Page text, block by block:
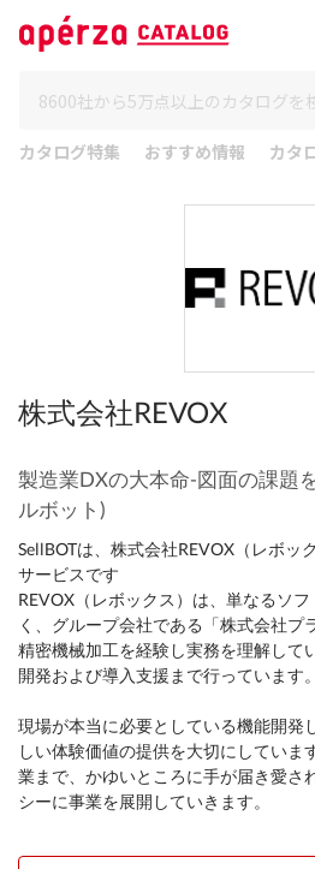
カタログ特集 おすすめ情報 カタ
株式会社REVOX
製造業DXの大本命-図面の課題
ルボット)
SellBOTは、株式会社REVOX（レボッ
サービスです
REVOX（レボックス）は、単なるソ
く、グループ会社である「株式会社プ
精密機械加工を経験し実務を理解して
開発および導入支援まで行っています。
現場が本当に必要としている機能開発
しい体験価値の提供を大切にしていま
業まで、かゆいところに手が届き愛さ
シーに事業を展開していきます。